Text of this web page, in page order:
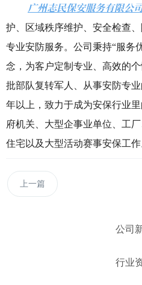
广州志民保安服务有限公
护、区域秩序维护、安全检查
专业安防服务。公司秉持“服务
念，为客户定制专业、高效的
批部队复转军人、从事安防专
年以上，致力于成为安保行业
府机关、大型企事业单位、工
住宅以及大型活动赛事安保工作
上一篇
公司
行业